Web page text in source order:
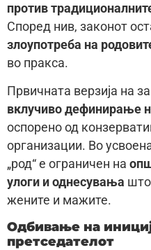
против
Според нив, законот
злоупотреба на
во пракса.
Првичната верзија на
вклучиво дефинирање
оспорено од
организации. Во
„род“ е ограничен на
улоги и однесувања што
жените и мажите.
Одбивање на
претседателот